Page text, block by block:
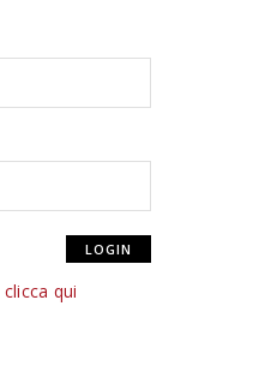
clicca qui